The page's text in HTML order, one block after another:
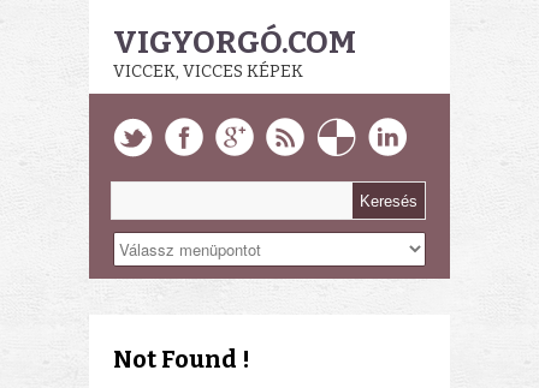
VIGYORGÓ.COM
VICCEK, VICCES KÉPEK
Not Found !